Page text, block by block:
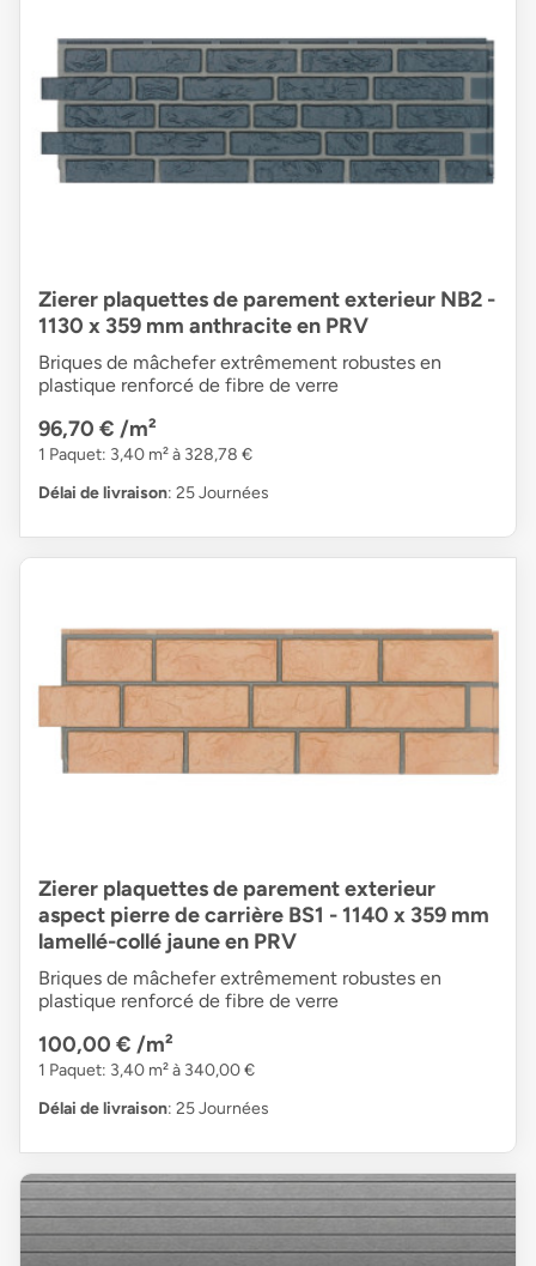
Zierer plaquettes de parement exterieur NB2 -
1130 x 359 mm anthracite en PRV
Briques de mâchefer extrêmement robustes en
plastique renforcé de fibre de verre
96,70 € /m²
1 Paquet: 3,40 m² à 328,78 €
Délai de livraison: 25 Journées
Zierer plaquettes de parement exterieur
aspect pierre de carrière BS1 - 1140 x 359 mm
lamellé-collé jaune en PRV
Briques de mâchefer extrêmement robustes en
plastique renforcé de fibre de verre
100,00 € /m²
1 Paquet: 3,40 m² à 340,00 €
Délai de livraison: 25 Journées